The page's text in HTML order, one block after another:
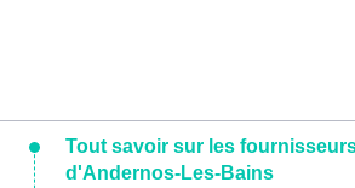
Tout savoir sur les
d'Andernos-Les-Bains